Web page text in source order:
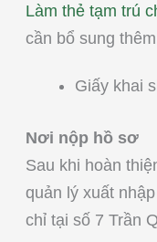
Làm thẻ tạm trú
cần bổ sung
Giấy khai
Nơi nộp hồ sơ
Sau khi hoàn
quản lý xuất
chỉ tại số 7 Trần